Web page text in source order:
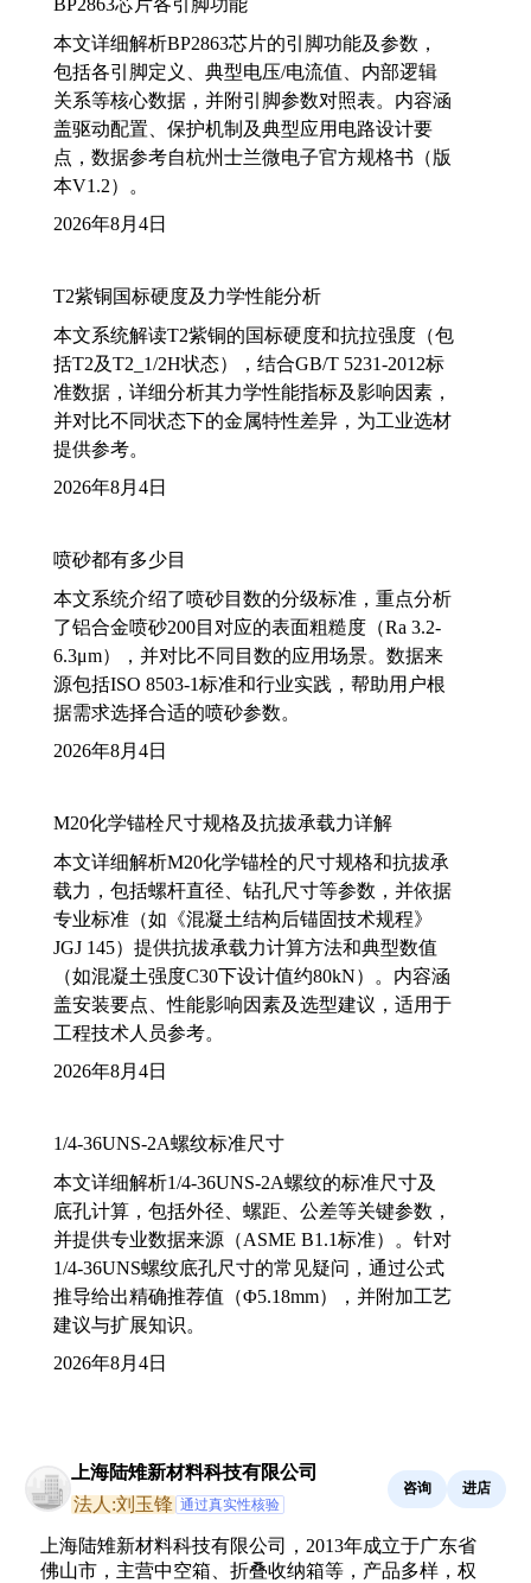
本文详细解析BP2863芯片的引脚功能及参数，
包括各引脚定义、典型电压/电流值、内部逻辑
关系等核心数据，并附引脚参数对照表。内容涵
盖驱动配置、保护机制及典型应用电路设计要
点，数据参考自杭州士兰微电子官方规格书（版
本V1.2）。
2026年8月4日
T2紫铜国标硬度及力学性能分析
本文系统解读T2紫铜的国标硬度和抗拉强度（包
括T2及T2_1/2H状态），结合GB/T 5231-2012标
准数据，详细分析其力学性能指标及影响因素，
并对比不同状态下的金属特性差异，为工业选材
提供参考。
2026年8月4日
喷砂都有多少目
本文系统介绍了喷砂目数的分级标准，重点分析
了铝合金喷砂200目对应的表面粗糙度（Ra 3.2-
6.3μm），并对比不同目数的应用场景。数据来
源包括ISO 8503-1标准和行业实践，帮助用户根
据需求选择合适的喷砂参数。
2026年8月4日
M20化学锚栓尺寸规格及抗拔承载力详解
本文详细解析M20化学锚栓的尺寸规格和抗拔承
载力，包括螺杆直径、钻孔尺寸等参数，并依据
专业标准（如《混凝土结构后锚固技术规程》
JGJ 145）提供抗拔承载力计算方法和典型数值
（如混凝土强度C30下设计值约80kN）。内容涵
盖安装要点、性能影响因素及选型建议，适用于
工程技术人员参考。
2026年8月4日
1/4-36UNS-2A螺纹标准尺寸
本文详细解析1/4-36UNS-2A螺纹的标准尺寸及
底孔计算，包括外径、螺距、公差等关键参数，
并提供专业数据来源（ASME B1.1标准）。针对
1/4-36UNS螺纹底孔尺寸的常见疑问，通过公式
推导给出精确推荐值（Φ5.18mm），并附加工艺
建议与扩展知识。
2026年8月4日
上海陆雉新材料科技有限公司
法人:刘玉锋 通过真实性核验
咨询 进店
上海陆雉新材料科技有限公司，2013年成立于广东省
佛山市，主营中空箱、折叠收纳箱等，产品多样，权